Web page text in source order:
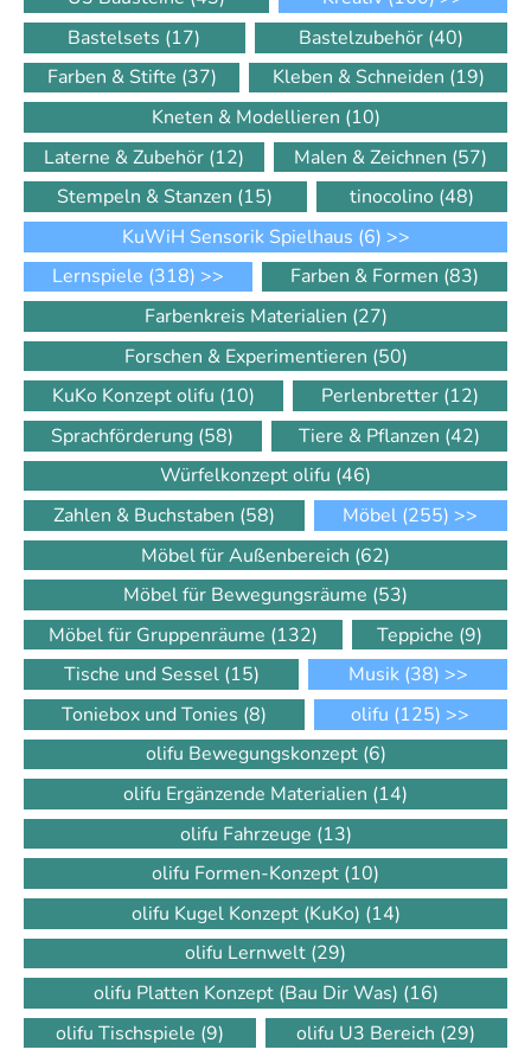
Bastelsets (17) Bastelzubehör (40)
Farben & Stifte (37) Kleben & Schneiden (19)
Kneten & Modellieren (10)
Laterne & Zubehör (12) Malen & Zeichnen (57)
Stempeln & Stanzen (15) tinocolino (48)
KuWiH Sensorik Spielhaus (6) >>
Lernspiele (318) >> Farben & Formen (83)
Farbenkreis Materialien (27)
Forschen & Experimentieren (50)
KuKo Konzept olifu (10) Perlenbretter (12)
Sprachförderung (58) Tiere & Pflanzen (42)
Würfelkonzept olifu (46)
Zahlen & Buchstaben (58) Möbel (255) >>
Möbel für Außenbereich (62)
Möbel für Bewegungsräume (53)
Möbel für Gruppenräume (132) Teppiche (9)
Tische und Sessel (15) Musik (38) >>
Toniebox und Tonies (8) olifu (125) >>
olifu Bewegungskonzept (6)
olifu Ergänzende Materialien (14)
olifu Fahrzeuge (13)
olifu Formen-Konzept (10)
olifu Kugel Konzept (KuKo) (14)
olifu Lernwelt (29)
olifu Platten Konzept (Bau Dir Was) (16)
olifu Tischspiele (9) olifu U3 Bereich (29)